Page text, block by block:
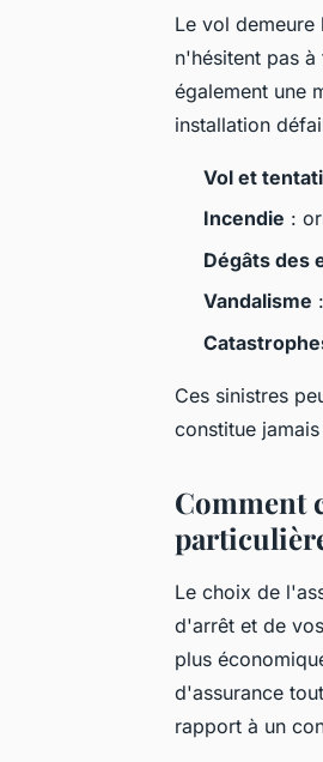
Le vol demeure
n'hésitent pas
également une
installation
Vol et
Incendie :
Dégâts des
Vandalisme
Ces sinistres
constitue
Comment
Le choix de
d'arrêt et de
plus
d'assurance
rapport à un